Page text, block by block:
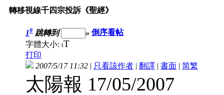
轉移視線千四宗投訴《聖經》
1# 跳轉到 » 倒序看帖
字體大小: tT
打印
2007/5/17 11:32 | 只看該作者 | 翻譯 | 書面 | 简繁
太陽報 17/05/2007